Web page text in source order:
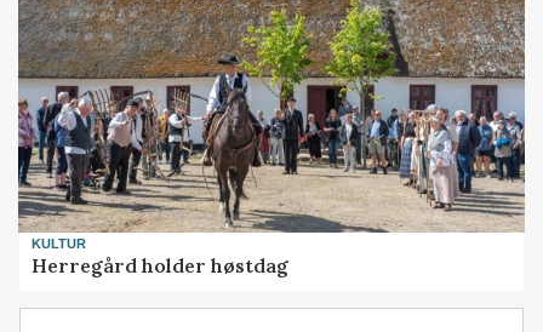
KULTUR
Herregård holder høstdag